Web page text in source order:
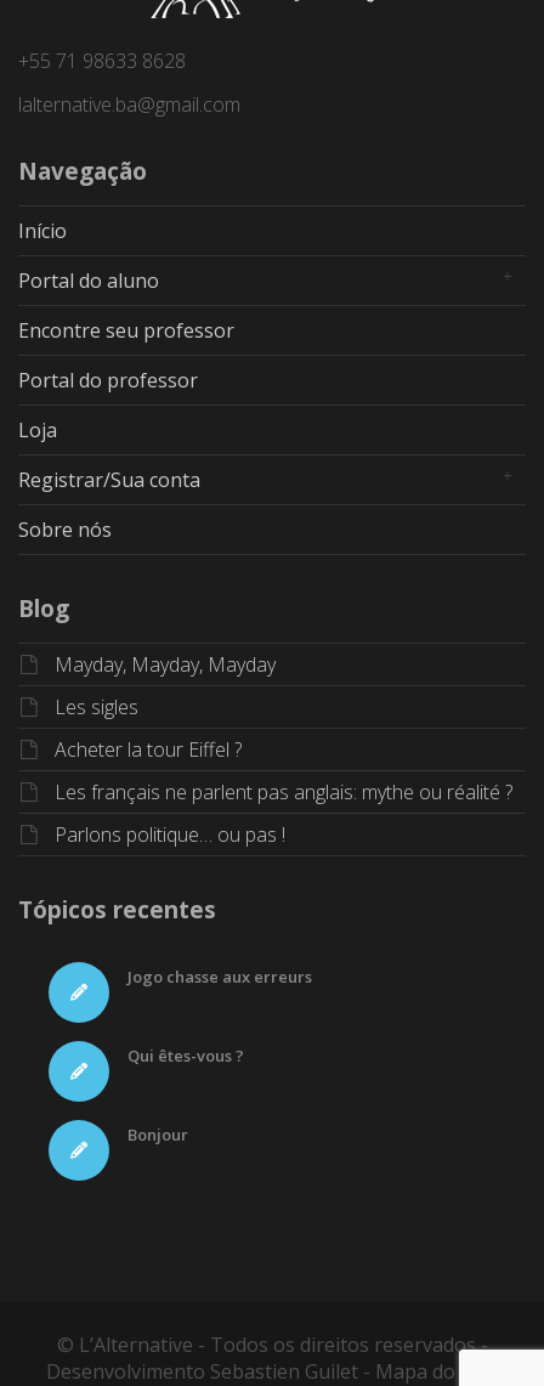
+55 71 98633 8628
lalternative.ba@gmail.com
Navegação
Início
Portal do aluno
Encontre seu professor
Portal do professor
Loja
Registrar/Sua conta
Sobre nós
Blog
Mayday, Mayday, Mayday
Les sigles
Acheter la tour Eiffel ?
Les français ne parlent pas anglais: mythe ou réalité ?
Parlons politique… ou pas !
Tópicos recentes
Jogo chasse aux erreurs
Qui êtes-vous ?
Bonjour
© L’Alternative - Todos os direitos reservados -
Desenvolvimento Sebastien Guilet - Mapa do site